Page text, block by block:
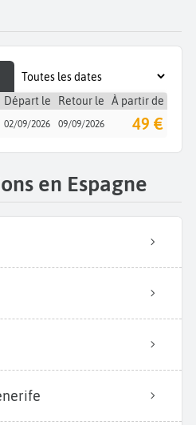
Départ le Retour le À partir de
02/09/2026 09/09/2026 49 €
en Espagne